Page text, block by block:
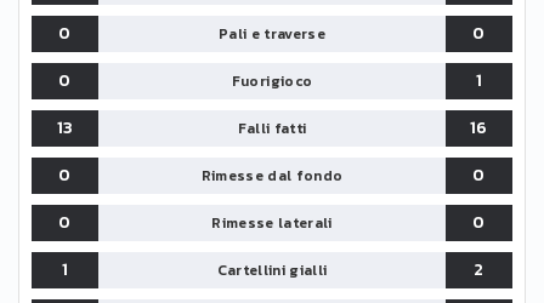
0
Pali e traverse
0
0
Fuorigioco
1
13
Falli fatti
16
0
Rimesse dal fondo
0
0
Rimesse laterali
0
1
Cartellini gialli
2